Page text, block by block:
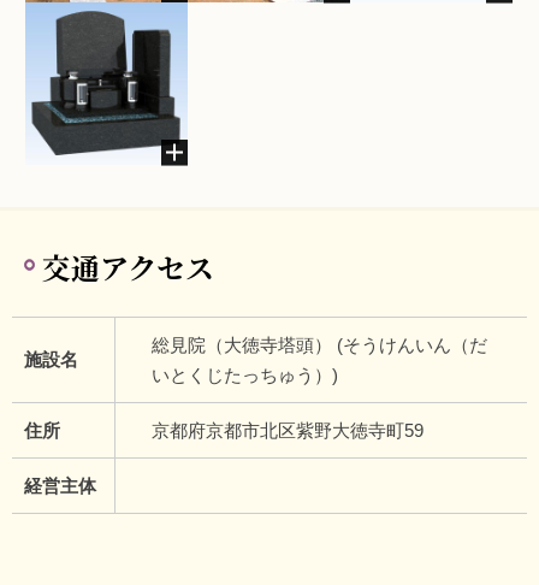
交通アクセス
施設名
総見院（大徳寺塔頭） (そうけんいん（だ
いとくじたっちゅう）)
住所 京都府京都市北区紫野大徳寺町59
経営主体